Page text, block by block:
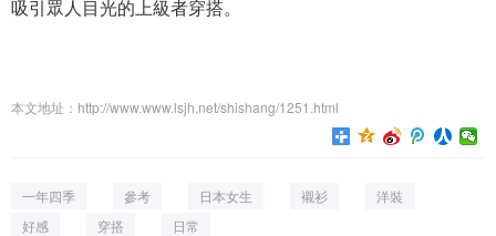
吸引眾人目光的上級者穿搭。
本文地址：http://www.www.lsjh.net/shishang/1251.html
一年四季 參考 日本女生 襯衫
洋裝
好感
穿搭 日常